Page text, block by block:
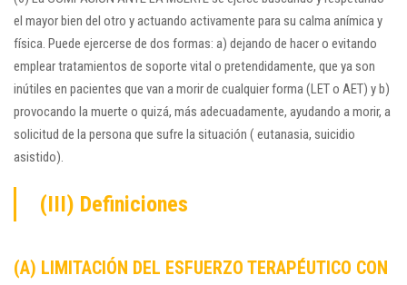
el mayor bien del otro y actuando activamente para su calma anímica y
física. Puede ejercerse de dos formas: a) dejando de hacer o evitando
emplear tratamientos de soporte vital o pretendidamente, que ya son
inútiles en pacientes que van a morir de cualquier forma (LET o AET) y b)
provocando la muerte o quizá, más adecuadamente, ayudando a morir, a
solicitud de la persona que sufre la situación ( eutanasia, suicidio
asistido).
(III) Definiciones
(A) LIMITACIÓN DEL ESFUERZO TERAPÉUTICO CON